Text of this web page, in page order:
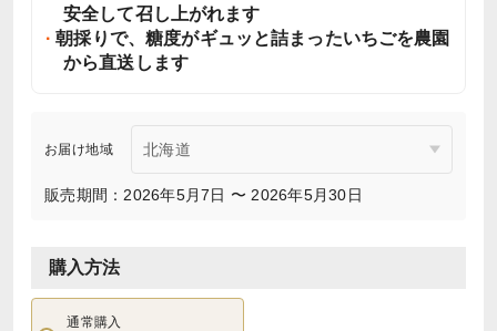
安全して召し上がれます
朝採りで、糖度がギュッと詰まったいちごを農園
から直送します
お届け地域
販売期間：2026年5月7日 〜 2026年5月30日
購入方法
通常購入